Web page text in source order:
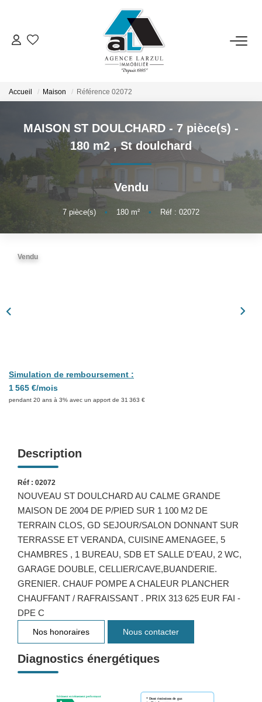
VENTES
LOCATIONS
GESTION
ESTIMATION
PROMOTION
NOTRE AGENCE
Accueil Maison Référence 02072
MAISON ST DOULCHARD - 7 pièce(s) -
180 m2,St doulchard
Vendu
7 pièce(s) • 180 m² • Réf : 02072
Vendu
Simulation de remboursement :
1 565 €/mois
pendant 20 ans à 3% avec un apport de 31 363 €
Description
Réf : 02072
NOUVEAU ST DOULCHARD AU CALME GRANDE
MAISON DE 2004 DE P/PIED SUR 1 100 M2 DE
TERRAIN CLOS, GD SEJOUR/SALON DONNANT SUR
TERRASSE ET VERANDA, CUISINE AMENAGEE, 5
CHAMBRES , 1 BUREAU, SDB ET SALLE D'EAU, 2 WC,
GARAGE DOUBLE, CELLIER/CAVE,BUANDERIE.
GRENIER. CHAUF POMPE A CHALEUR PLANCHER
CHAUFFANT / RAFRAISSANT . PRIX 313 625 EUR FAI -
DPE C
Nos honoraires Nous contacter
Diagnostics énergétiques